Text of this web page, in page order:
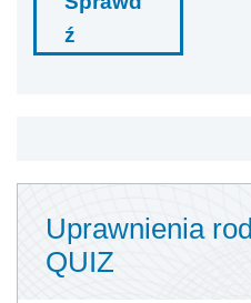
ź
Uprawnienia
QUIZ